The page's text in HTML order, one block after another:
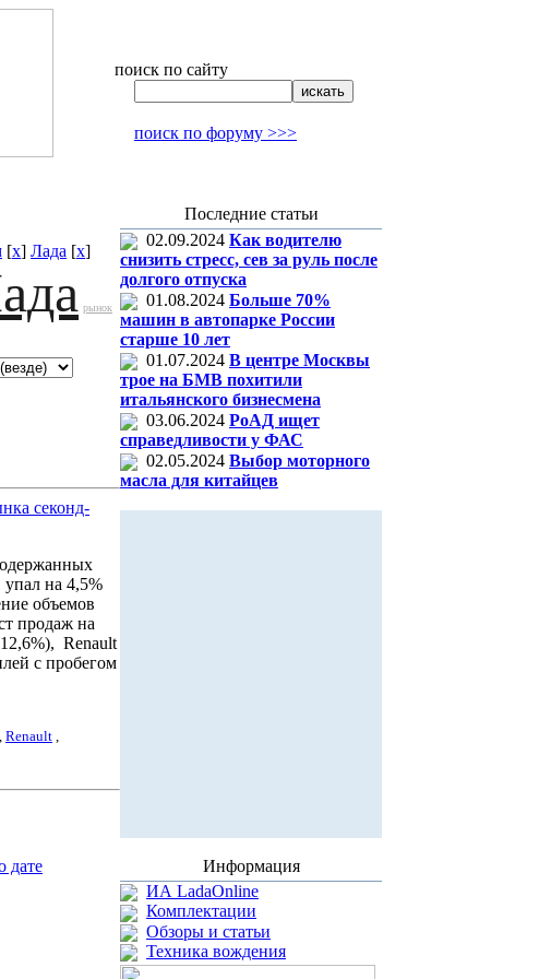
поиск по сайту
поиск по форуму >>>
[x] Лада [x]
рынок
секонд-
упал на 4,5%
объемов
продаж на
Renault
с пробегом
, Renault ,
дате
Последние статьи
02.09.2024 Как водителю
снизить стресс, сев за руль после
долгого отпуска
01.08.2024 Больше 70%
машин в автопарке России
старше 10 лет
01.07.2024 В центре Москвы
трое на БМВ похитили
итальянского бизнесмена
03.06.2024 РоАД ищет
справедливости у ФАС
02.05.2024 Выбор моторного
масла для китайцев
Информация
ИА LadaOnline
Комплектации
Обзоры и статьи
Техника вождения